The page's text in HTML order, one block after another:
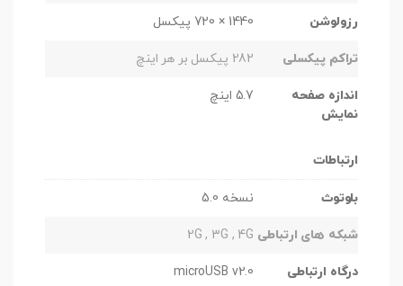
رزولوشن 1440 × 720 پیکسل
تراکم پیکسلی 282 پیکسل بر هر اینچ
اندازه صفحه
نمایش
5.7 اینچ
ارتباطات
بلوتوث نسخه 5.0
شبکه های ارتباطی 2G , 3G , 4G
درگاه ارتباطی microUSB v2.0